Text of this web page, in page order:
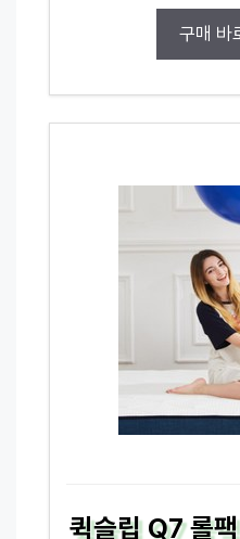
구매 바
퀵슬립 Q7 롤